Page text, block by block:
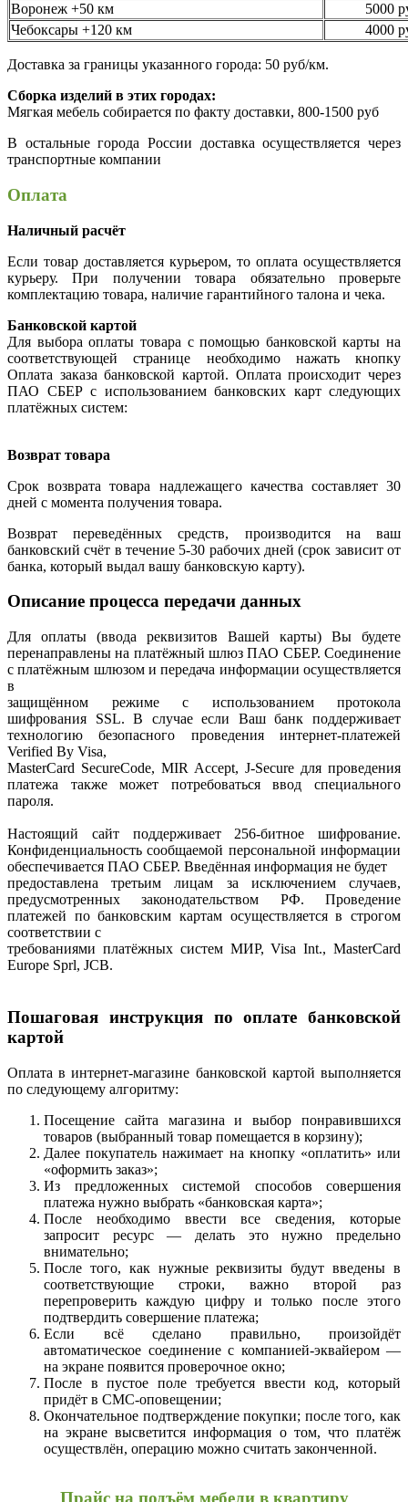
Воронеж +50 км
5000
Чебоксары +120 км
4000
Доставка за границы указанного города: 50 руб/км.
Сборка изделий в этих городах:
Мягкая мебель собирается по факту доставки, 800-1500 руб
В остальные города России доставка осуществляется через
транспортные компании
Оплата
Наличный расчёт
Если товар доставляется курьером, то оплата осуществляется
курьеру. При получении товара обязательно проверьте
комплектацию товара, наличие гарантийного талона и чека.
Банковской картой
Для выбора оплаты товара с помощью банковской карты на
соответствующей странице необходимо нажать кнопку
Оплата заказа банковской картой. Оплата происходит через
ПАО СБЕР с использованием банковских карт следующих
платёжных систем:
Возврат товара
Срок возврата товара надлежащего качества составляет 30
дней с момента получения товара.
Возврат переведённых средств, производится на ваш
банковский счёт в течение 5-30 рабочих дней (срок зависит от
банка, который выдал вашу банковскую карту).
Описание процесса передачи данных
Для оплаты (ввода реквизитов Вашей карты) Вы будете
перенаправлены на платёжный шлюз ПАО СБЕР. Соединение
с платёжным шлюзом и передача информации осуществляется
в
защищённом режиме с использованием протокола
шифрования SSL. В случае если Ваш банк поддерживает
технологию безопасного проведения интернет-платежей
Verified By Visa,
MasterCard SecureCode, MIR Accept, J-Secure для проведения
платежа также может потребоваться ввод специального
пароля.
Настоящий сайт поддерживает 256-битное шифрование.
Конфиденциальность сообщаемой персональной информации
обеспечивается ПАО СБЕР. Введённая информация не будет
предоставлена третьим лицам за исключением случаев,
предусмотренных законодательством РФ. Проведение
платежей по банковским картам осуществляется в строгом
соответствии с
требованиями платёжных систем МИР, Visa Int., MasterCard
Europe Sprl, JCB.
Пошаговая инструкция по оплате банковской
картой
Оплата в интернет-магазине банковской картой выполняется
по следующему алгоритму:
Посещение сайта магазина и выбор понравившихся
товаров (выбранный товар помещается в корзину);
Далее покупатель нажимает на кнопку «оплатить» или
«оформить заказ»;
Из предложенных системой способов совершения
платежа нужно выбрать «банковская карта»;
После необходимо ввести все сведения, которые
запросит ресурс — делать это нужно предельно
внимательно;
После того, как нужные реквизиты будут введены в
соответствующие строки, важно второй раз
перепроверить каждую цифру и только после этого
подтвердить совершение платежа;
Если всё сделано правильно, произойдёт
автоматическое соединение с компанией-эквайером —
на экране появится проверочное окно;
После в пустое поле требуется ввести код, который
придёт в СМС-оповещении;
Окончательное подтверждение покупки; после того, как
на экране высветится информация о том, что платёж
осуществлён, операцию можно считать законченной.